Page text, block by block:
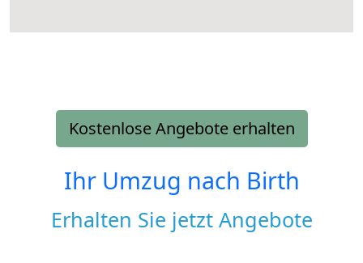
Kostenlose Angebote erhalten
Ihr Umzug nach Birth
Erhalten Sie jetzt Angebote